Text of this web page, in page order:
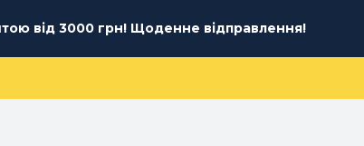
від 3000 грн! Щоденне відправлення!